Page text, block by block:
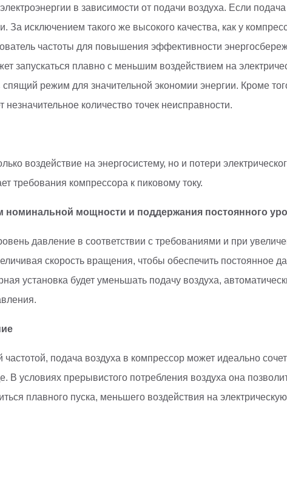
в зависимости от подачи воздуха. Если
исключением такого же высокого качества, как у
частоты для повышения эффективности
запускаться плавно с меньшим воздействием на
режим для значительной экономии энергии. Кроме
количество точек неисправности.
воздействие на энергосистему, но и потери
требования компрессора к пиковому току.
номинальной мощности и поддержания постоянного
давление в соответствии с требованиями и при
скорость вращения, чтобы обеспечить постоянное
установка будет уменьшать подачу воздуха,
подача воздуха в компрессор может идеально
В условиях прерывистого потребления воздуха она
плавного пуска, меньшего воздействия на